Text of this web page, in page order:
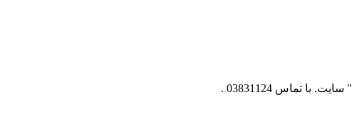
" سایت. با تماس 03831124
.